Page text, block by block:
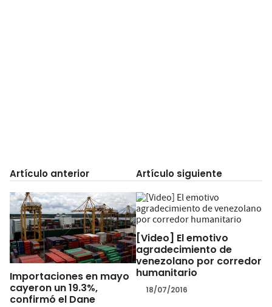
Artículo anterior
Importaciones en mayo
cayeron un 19.3%,
confirmó el Dane
Artículo siguiente
[Video] El emotivo
agradecimiento de
venezolano por corredor
humanitario
18/07/2016